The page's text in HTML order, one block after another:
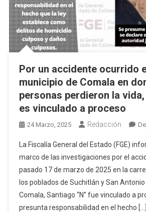
Por un accidente ocurrido
municipio de Comala en
personas perdieron la
es vinculado a proceso
24 Marzo, 2025 Redacción
La Fiscalía General del Estado (FGE)
marco de las investigaciones por el
pasado 17 de marzo de 2025 en la
los poblados de Suchitlán y San
Comala, Santiago “N” fue vinculado a
presunta responsabilidad en el hecho […]